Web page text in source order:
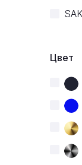
Цвет